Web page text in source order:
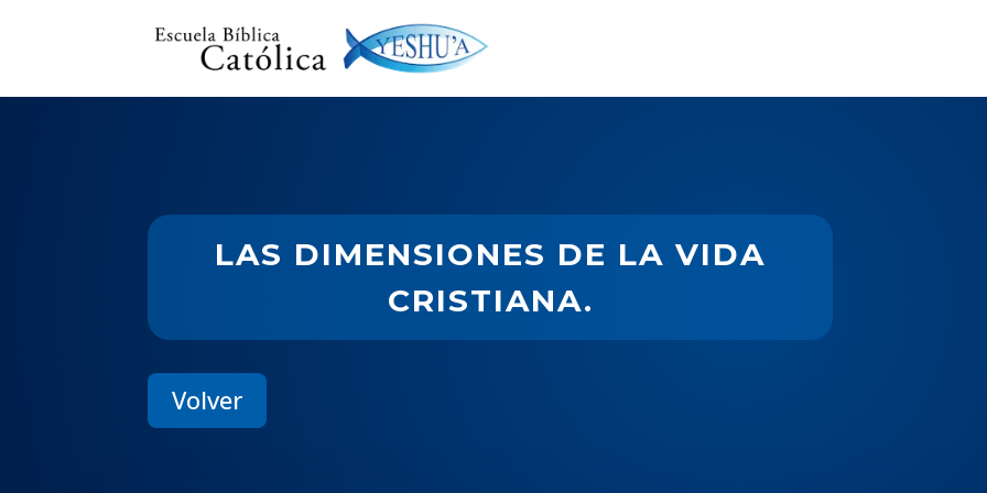
LAS DIMENSIONES DE LA VIDA
CRISTIANA.
Volver